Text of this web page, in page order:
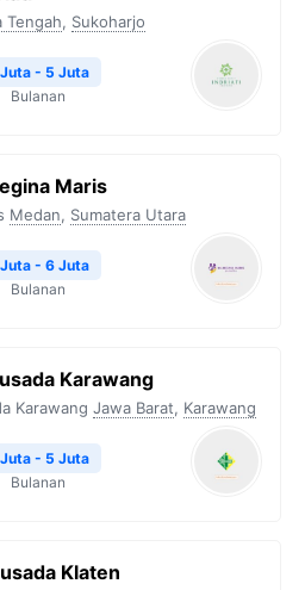
Tengah, Sukoharjo
- 5 Juta
Bulanan
Maris
Medan, Sumatera Utara
- 6 Juta
Bulanan
Karawang
Karawang Jawa Barat, Karawang
- 5 Juta
Bulanan
Klaten